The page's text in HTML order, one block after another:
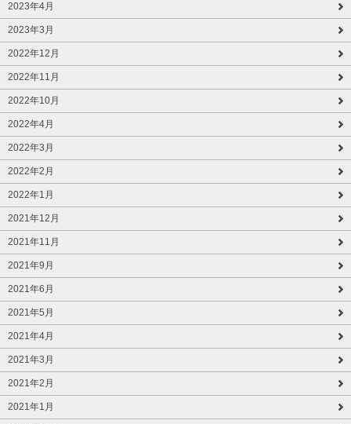
2023年4月
2023年3月
2022年12月
2022年11月
2022年10月
2022年4月
2022年3月
2022年2月
2022年1月
2021年12月
2021年11月
2021年9月
2021年6月
2021年5月
2021年4月
2021年3月
2021年2月
2021年1月